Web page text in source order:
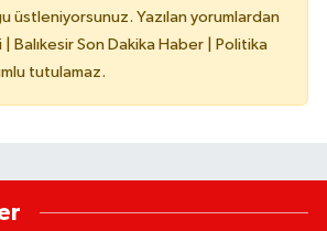
üstleniyorsunuz. Yazılan yorumlardan
| Balıkesir Son Dakika Haber | Politika
tutulamaz.